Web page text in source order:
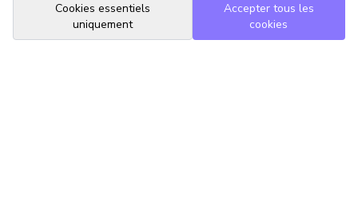
Cookies essentiels
uniquement
Accepter tous les
cookies